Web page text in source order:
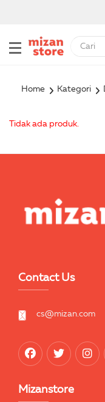
Home Kategori
Tidak ada produk.
Contact Us
cs@mizan.com
Mizanstore